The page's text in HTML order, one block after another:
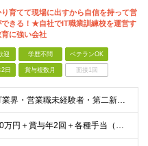
育てて現場に出すから自信を持って営
できる！★自社でIT職業訓練校を運営す
育に強い会社
迎 学歴不問 ベテランOK
日 賞与複数月 面接1回
★学歴不問 ★IT業界・営業職未経験者・第二新卒の方も歓迎 ★何らかの営業職経験者の方は優遇 ★エンジニアからのキャリアチェンジ希望者も歓迎します！ ◆IT未経験者も大歓迎。 ITの知識は入社後に
月給25万円～30万円＋賞与年2回＋各種手当（手当充実） ※経験・スキル・能力等を考慮して優遇します。